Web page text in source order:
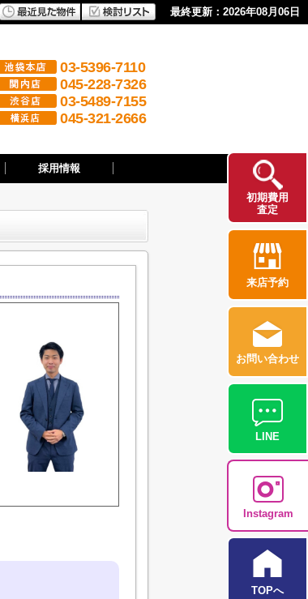
最終更新：2026年08月06日
03-5396-7110
045-228-7326
03-5489-7155
045-321-2666
採用情報
初期費用
査定
来店予約
お問い合わせ
LINE
Instagram
TOPへ